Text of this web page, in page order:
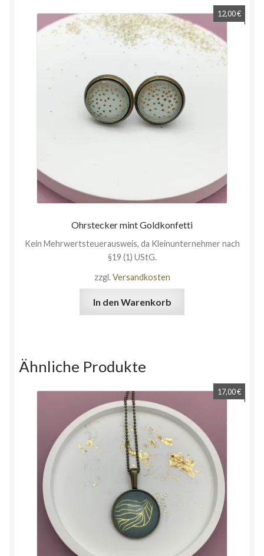
Ohrstecker mint Goldkonfetti
12,00€
Kein Mehrwertsteuerausweis, da Kleinunternehmer nach
§19 (1) UStG.
zzgl.Versandkosten
In den Warenkorb
Ähnliche Produkte
17,00€